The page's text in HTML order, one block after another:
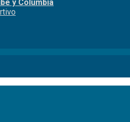
y Columbia